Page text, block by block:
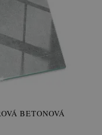
BETONOVÁ